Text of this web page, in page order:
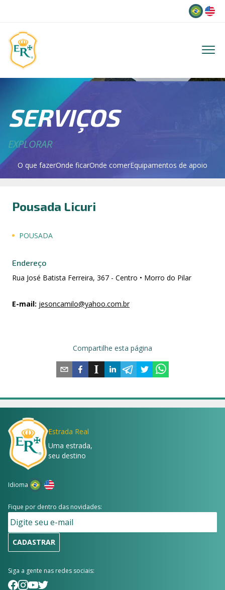
SERVIÇOS
EXPLORAR
O que fazerOnde ficarOnde comerEquipamentos de apoio
Pousada Licuri
POUSADA
Endereço
Rua José Batista Ferreira, 367 - Centro • Morro do Pilar
E-mail: jesoncamilo@yahoo.com.br
Compartilhe esta página
Estrada Real
Uma estrada,
seu destino
Idioma
Fique por dentro das novidades:
CADASTRAR
Siga a gente nas redes sociais: